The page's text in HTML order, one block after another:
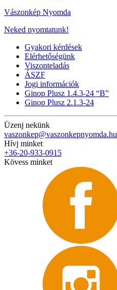
Vászonkép Nyomda
Neked nyomtatunk!
Gyakori kérdések
Elérhetőségünk
Viszonteladás
ÁSZF
Jogi információk
Ginop Plusz 1.4.3-24 “B”
Ginop Plusz 2.1.3-24
Üzenj nekünk
vaszonkep@vaszonkepnyomda.hu
Hívj minket
+36-20-933-0915
Kövess minket